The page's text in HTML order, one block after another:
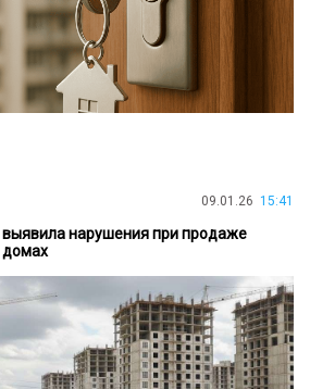
09.01.26 15:41
выявила нарушения при продаже
домах